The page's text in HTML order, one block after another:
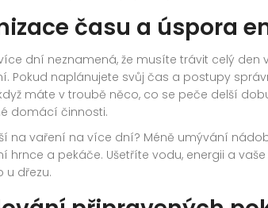
času a úspora
dní neznamená, že musíte trávit celý den
Pokud naplánujete svůj čas a postupy
máte v troubě něco, co se peče delší
domácí činnosti.
na vaření na více dní? Méně umývání
hrnce a pekáče. Ušetříte vodu, energii a
u dřezu.